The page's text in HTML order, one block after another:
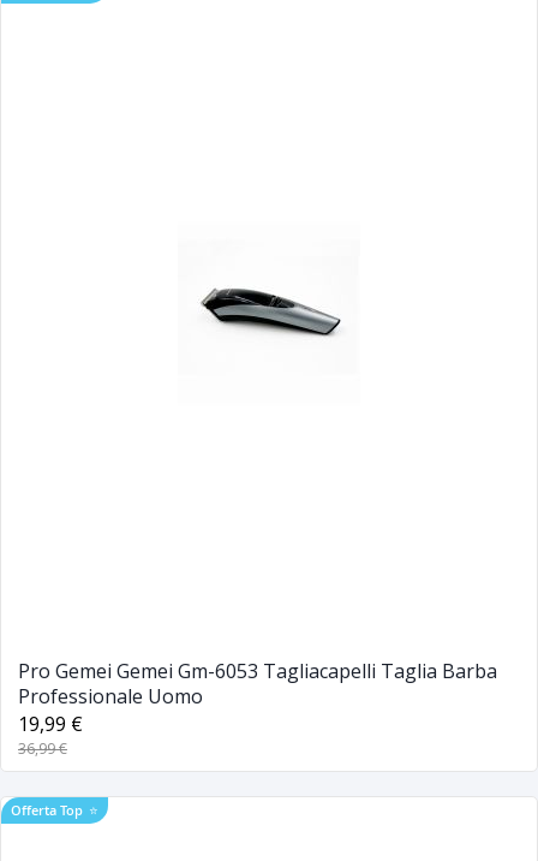
Pro Gemei Gemei Gm-6053 Tagliacapelli Taglia Barba
Professionale Uomo
19,99 €
36,99 €
Offerta Top ⭐